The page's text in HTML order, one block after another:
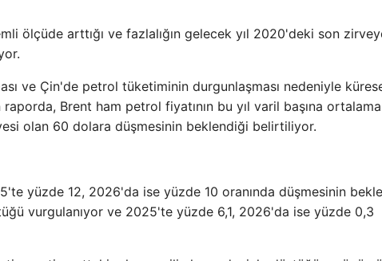
ölçüde arttığı ve fazlalığın gelecek yıl 2020'deki son
ve Çin'de petrol tüketiminin durgunlaşması nedeniyle
Brent ham petrol fiyatının bu yıl varil başına
olan 60 dolara düşmesinin beklendiği belirtiliyor.
yüzde 12, 2026'da ise yüzde 10 oranında düşmesinin
vurgulanıyor ve 2025'te yüzde 6,1, 2026'da ise yüzde 0,3